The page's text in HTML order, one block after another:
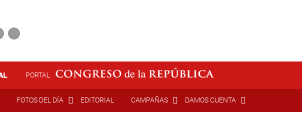
PORTAL
FOTOS DEL DÍA EDITORIAL CAMPAÑAS DAMOS CUENTA